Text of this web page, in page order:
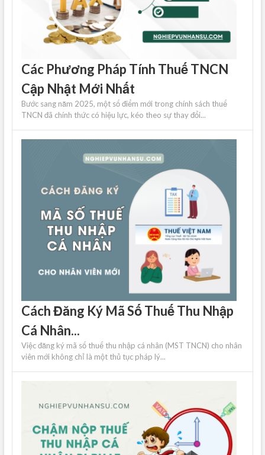
Các Phương Pháp Tính Thuế TNCN
Cập Nhật Mới Nhất
Bước sang năm 2025, một số điểm mới trong chính sách thuế
TNCN đã chính thức có hiệu lực, kéo theo sự thay đổi...
Cách Đăng Ký Mã Số Thuế Thu Nhập
Cá Nhân...
Việc đăng ký mã số thuế thu nhập cá nhân (MST TNCN) cho nhân
viên mới không chỉ là một thủ tục pháp lý...